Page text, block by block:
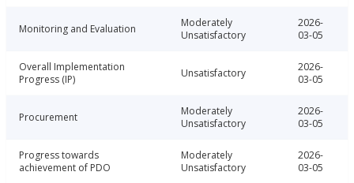
Monitoring and Evaluation
Moderately
Unsatisfactory
2026-
03-05
Overall Implementation
Progress (IP)
Unsatisfactory
2026-
03-05
Procurement
Moderately
Unsatisfactory
2026-
03-05
Progress towards
achievement of PDO
Moderately
Unsatisfactory
2026-
03-05